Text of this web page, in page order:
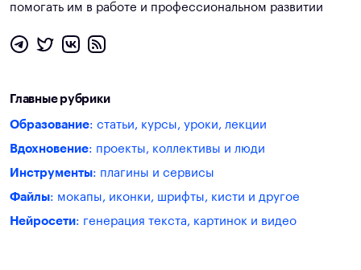
помогать им в работе и профессиональном развитии
Главные рубрики
Образование: статьи, курсы, уроки, лекции
Вдохновение: проекты, коллективы и люди
Инструменты: плагины и сервисы
Файлы: мокапы, иконки, шрифты, кисти и другое
Нейросети: генерация текста, картинок и видео